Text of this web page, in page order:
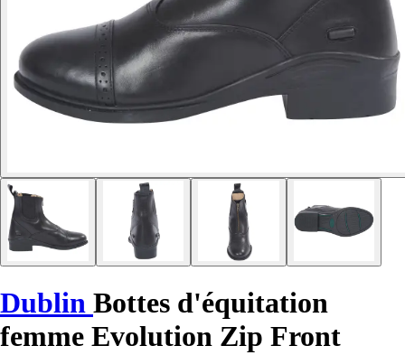
Dublin Bottes d'équitation
femme Evolution Zip Front